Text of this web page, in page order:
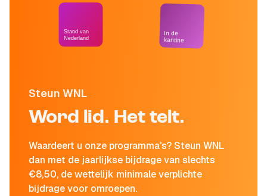
Steun WNL
Word lid. Het telt.
Waardeert u onze programma's? Steun WNL
dan met de jaarlijkse bijdrage van slechts
€8,50, de wettelijk minimale verplichte
bijdrage voor omroepen.
Stand van
Nederland
In de
kantine